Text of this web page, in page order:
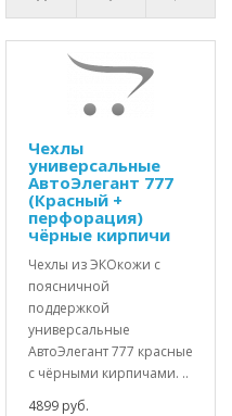
Чехлы
универсальные
АвтоЭлегант 777
(Красный +
перфорация)
чёрные кирпичи
Чехлы из ЭКОкожи с
поясничной
поддержкой
универсальные
АвтоЭлегант 777 красные
с чёрными кирпичами. ..
4899 руб.